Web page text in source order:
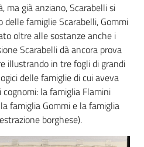
già anziano, Scarabelli si
delle famiglie Scarabelli, Gommi
oltre alle sostanze anche i
Scarabelli dà ancora prova
illustrando in tre fogli di grandi
delle famiglie di cui aveva
la famiglia Flamini
famiglia Gommi e la famiglia
borghese).